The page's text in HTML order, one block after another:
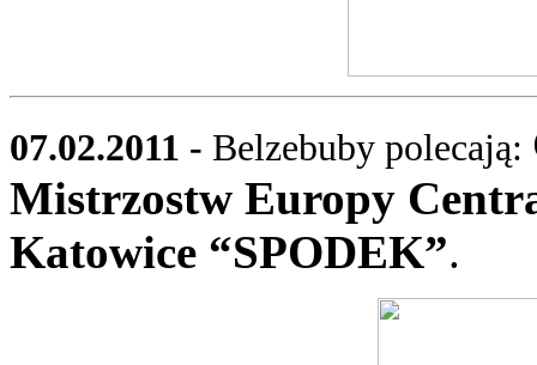
07.02.2011 - Belzebuby polecają:
Mistrzostw Europy
Katowice “SPODEK”.